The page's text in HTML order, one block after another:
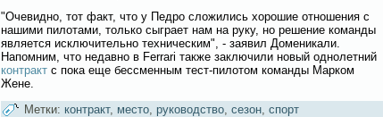
"Очевидно, тот факт, что у Педро сложились хорошие отношения с
нашими пилотами, только сыграет нам на руку, но решение команды
является исключительно техническим", - заявил Доменикали.
Напомним, что недавно в Ferrari также заключили новый однолетний
контракт с пока еще бессменным тест-пилотом команды Марком
Жене.
Метки: контракт, место, руководство, сезон, спорт